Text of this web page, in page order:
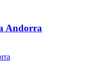
Andorra